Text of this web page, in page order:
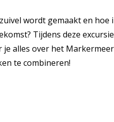
wordt gemaakt en
Tijdens deze
alles over het
te combineren!